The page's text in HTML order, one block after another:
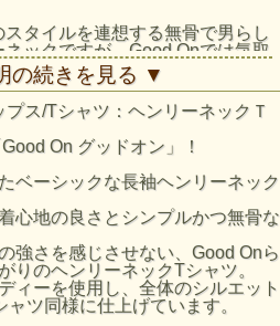
タイルを連想する無骨で男らし
ックですが、Good Onでは気取
の一つとしてデイリーに着回す
クリブの幅を細くし、ポイント
ザインにすることで、ラフであ
な印象に仕上げています。
ィーを使用し、全体のシルエッ
シャツ同様に仕上げています。
イルに取り入れやすく、定番の
わりとしても気軽に着られる一
雰囲気のきれいな発色が特徴
な仕上がりで着回しやすく上品
顔料染め）カラーは、独特な濃
の続きを見る ▼
プス/Tシャツ：ヘンリーネックＴ
On グッドオン」！
ベーシックな長袖ヘンリーネック
心地の良さとシンプルかつ無骨な
強さを感じさせない、Good Onら
りのヘンリーネックTシャツ。
ィーを使用し、全体のシルエット
ツ同様に仕上げています。